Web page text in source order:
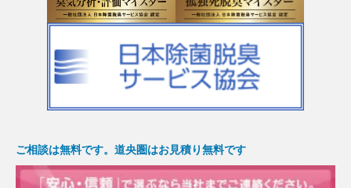
ご相談は無料です。道央圏はお見積り無料です